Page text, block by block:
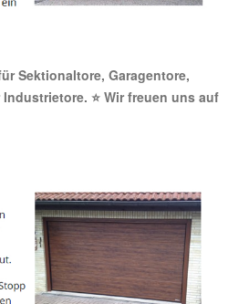
Sektionaltore, Garagentore,
⭐ Wir freuen uns auf